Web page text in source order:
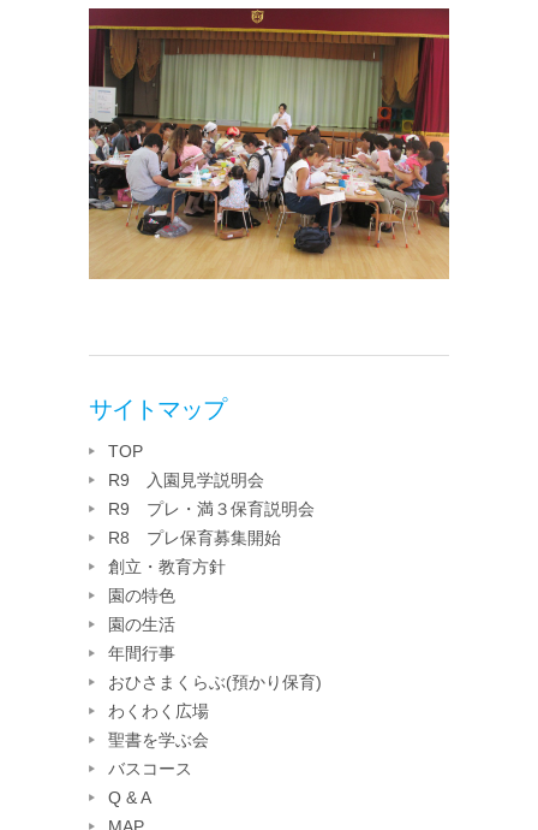
サイトマップ
TOP
R9 入園見学説明会
R9 プレ・満３保育説明会
R8 プレ保育募集開始
創立・教育方針
園の特色
園の生活
年間行事
おひさまくらぶ(預かり保育)
わくわく広場
聖書を学ぶ会
バスコース
Q & A